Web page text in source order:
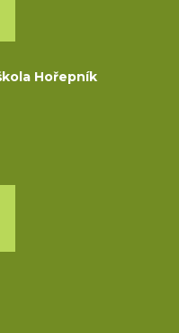
Hořepník